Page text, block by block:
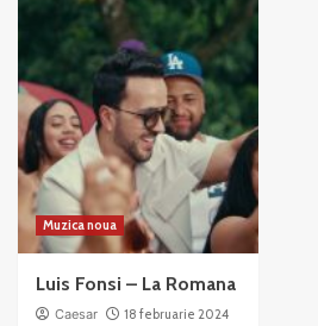
Muzica noua
Luis Fonsi – La Romana
Caesar
18 februarie 2024